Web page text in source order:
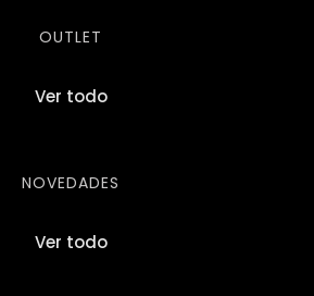
OUTLET
Ver todo
NOVEDADES
Ver todo